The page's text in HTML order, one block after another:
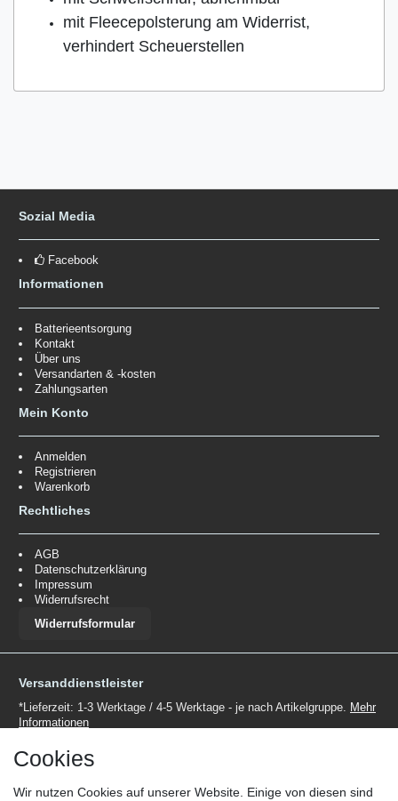
mit Fleecepolsterung am Widerrist,
verhindert Scheuerstellen
Sozial Media
Facebook
Informationen
Batterieentsorgung
Kontakt
Über uns
Versandarten & -kosten
Zahlungsarten
Mein Konto
Anmelden
Registrieren
Warenkorb
Rechtliches
AGB
Datenschutzerklärung
Impressum
Widerrufsrecht
Widerrufsformular
Versanddienstleister
*Lieferzeit: 1-3 Werktage / 4-5 Werktage - je nach Artikelgruppe. Mehr
Informationen
Cookies
Wir nutzen Cookies auf unserer Website. Einige von diesen sind